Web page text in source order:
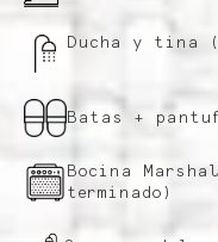
Ducha y tina
Batas +
Bocina
terminado)